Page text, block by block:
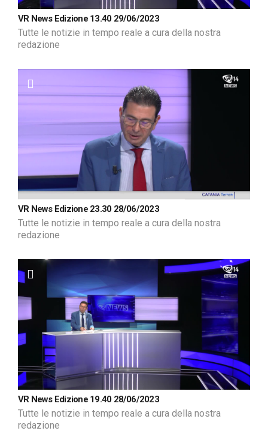
VR News Edizione 13.40 29/06/2023
Tutte le notizie in tempo reale a cura della nostra
redazione
VR News Edizione 23.30 28/06/2023
Tutte le notizie in tempo reale a cura della nostra
redazione
VR News Edizione 19.40 28/06/2023
Tutte le notizie in tempo reale a cura della nostra
redazione